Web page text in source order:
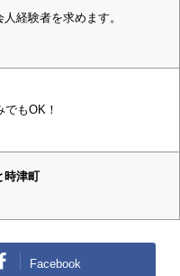
経験者を求めます。
もOK！
時津町
Facebook